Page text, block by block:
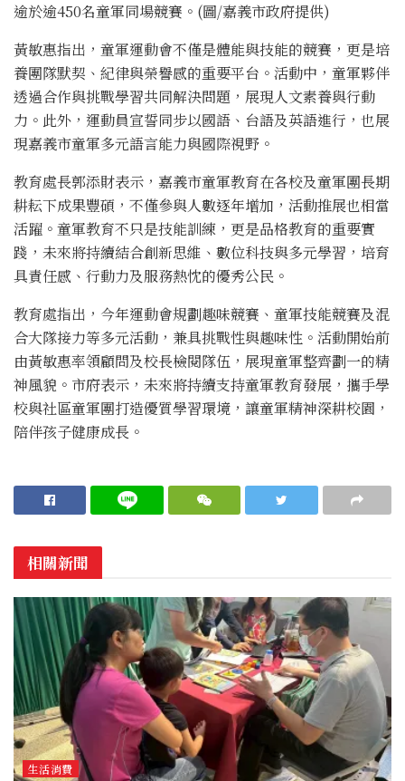
逾於逾450名童軍同場競賽。(圖/嘉義市政府提供)
黃敏惠指出，童軍運動會不僅是體能與技能的競賽，更是培
養團隊默契、紀律與榮譽感的重要平台。活動中，童軍夥伴
透過合作與挑戰學習共同解決問題，展現人文素養與行動
力。此外，運動員宣誓同步以國語、台語及英語進行，也展
現嘉義市童軍多元語言能力與國際視野。
教育處長郭添財表示，嘉義市童軍教育在各校及童軍團長期
耕耘下成果豐碩，不僅參與人數逐年增加，活動推展也相當
活躍。童軍教育不只是技能訓練，更是品格教育的重要實
踐，未來將持續結合創新思維、數位科技與多元學習，培育
具責任感、行動力及服務熱忱的優秀公民。
教育處指出，今年運動會規劃趣味競賽、童軍技能競賽及混
合大隊接力等多元活動，兼具挑戰性與趣味性。活動開始前
由黃敏惠率領顧問及校長檢閱隊伍，展現童軍整齊劃一的精
神風貌。市府表示，未來將持續支持童軍教育發展，攜手學
校與社區童軍團打造優質學習環境，讓童軍精神深耕校園，
陪伴孩子健康成長。
相關新聞
生活消費